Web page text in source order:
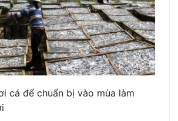
cá để chuẩn bị vào mùa làm